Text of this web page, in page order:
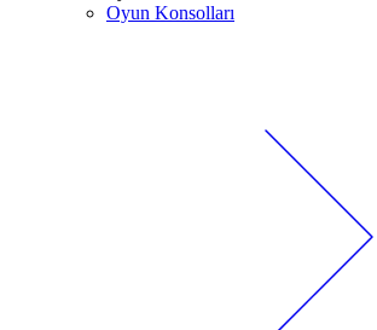
Oyun Konsolları